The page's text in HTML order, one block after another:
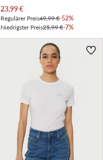
Aktueller Preis
23,99€
Regulärer Preis49,99 €-52%
Niedrigster Preis25,99 €-7%